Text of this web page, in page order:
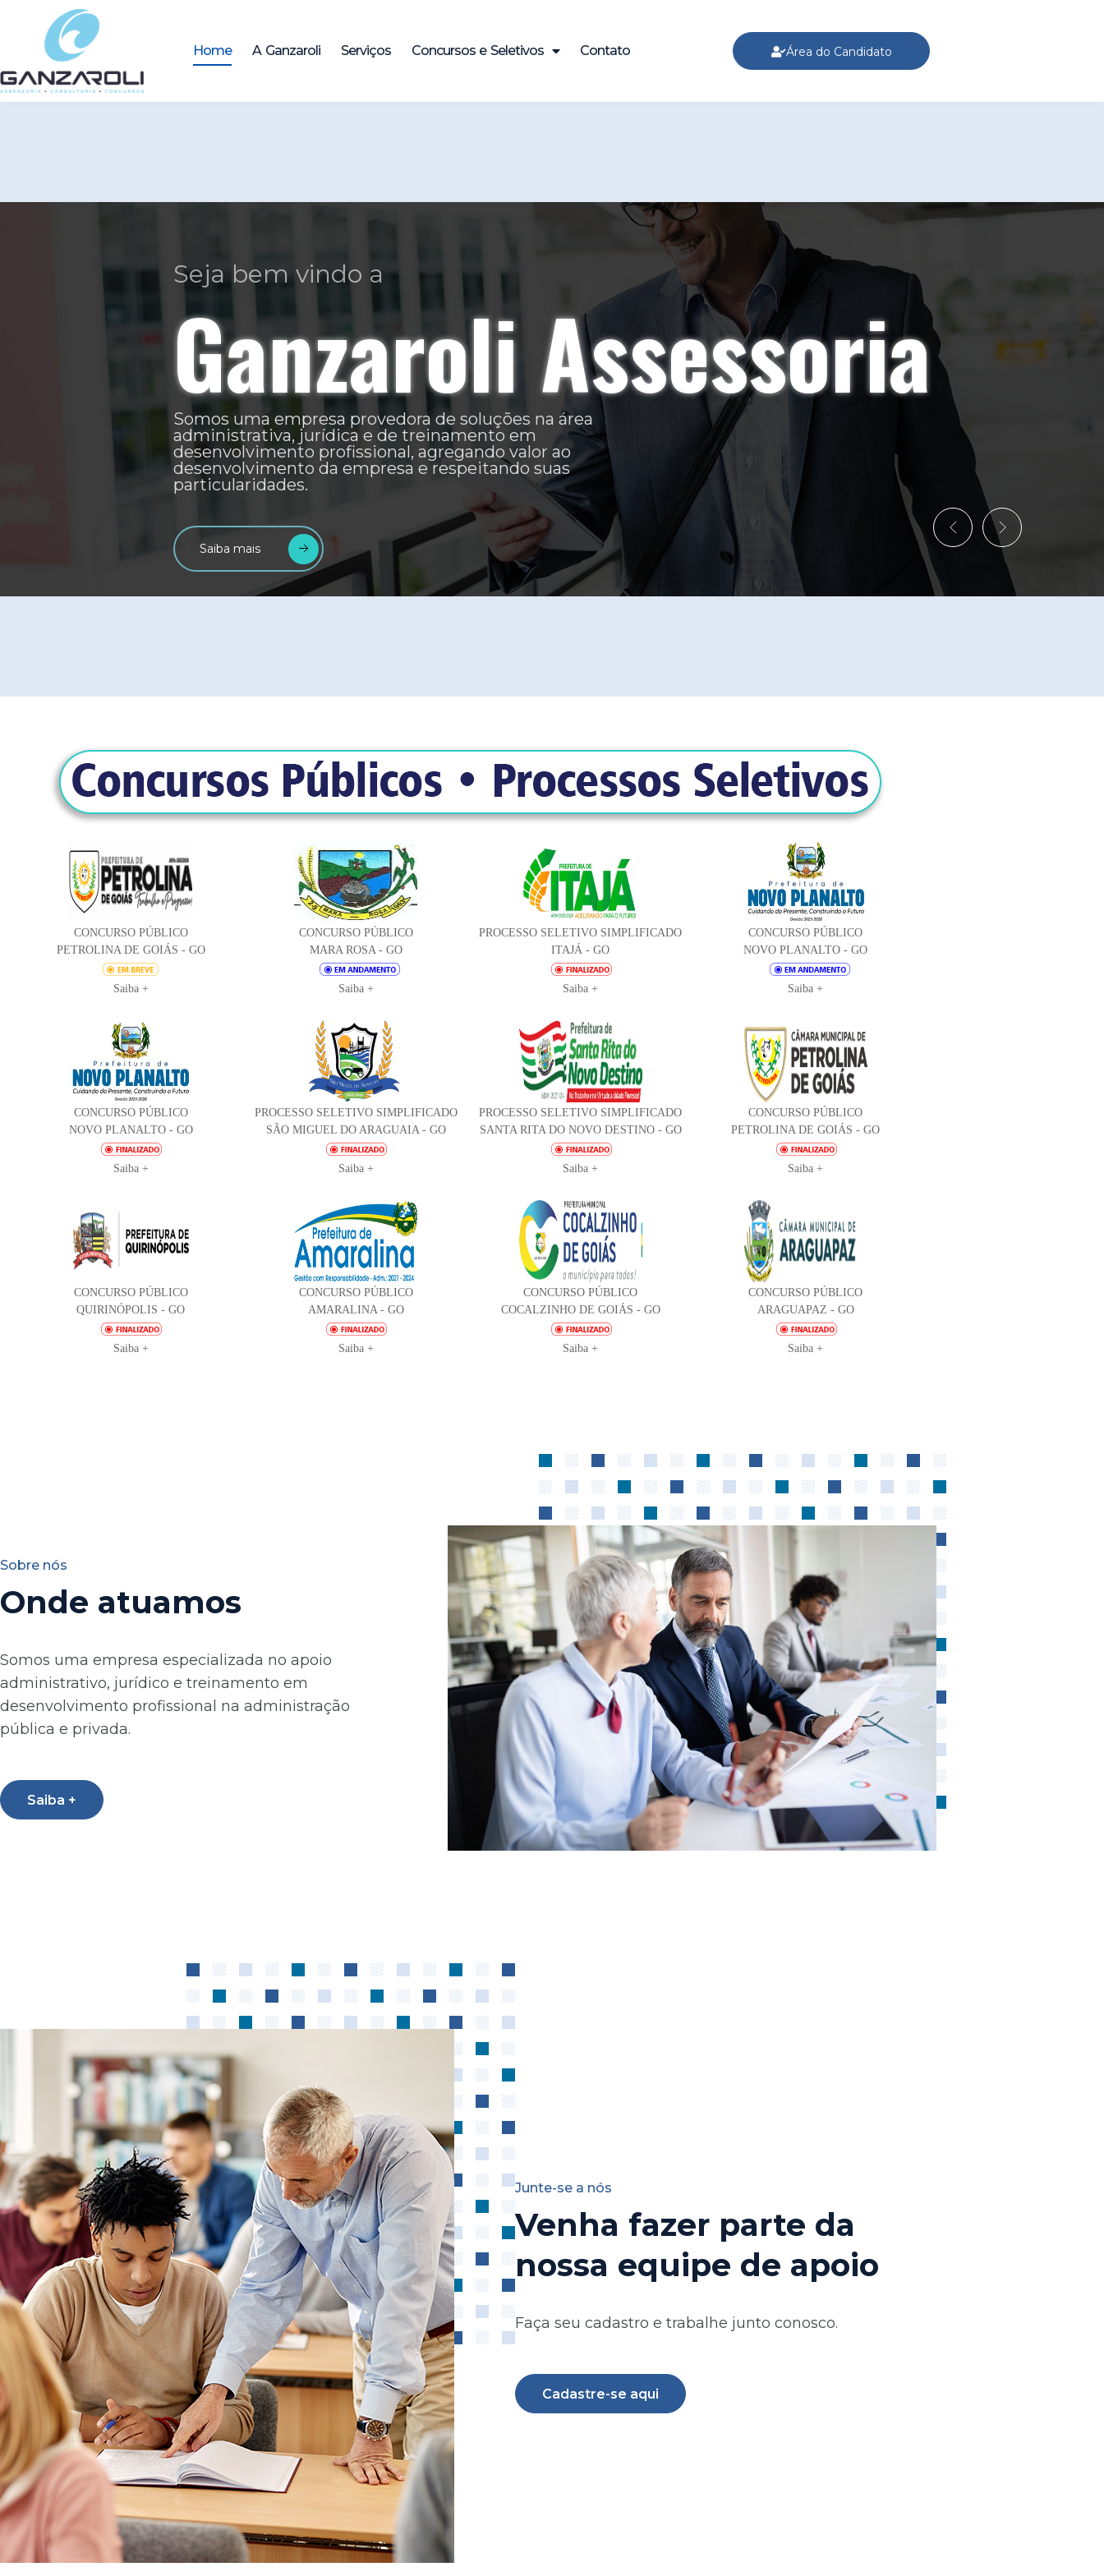
Home A Ganzaroli Serviços Concursos e Seletivos Contato Área do Candidato
Profissionais com
Seriedade e Experiência
Estamos altamente qualificada para a prestação de
serviços técnicos especializados de apoio
administrativo, jurídico e treinamento em
desenvolvimento profissional na administração pública
e privada.
Saiba mais
Sobre nós
Onde atuamos
Somos uma empresa especializada no apoio
administrativo, jurídico e treinamento em
desenvolvimento profissional na administração
pública e privada.
Saiba +
Junte-se a nós
Venha fazer parte da
nossa equipe de apoio
Faça seu cadastro e trabalhe junto conosco.
Cadastre-se aqui